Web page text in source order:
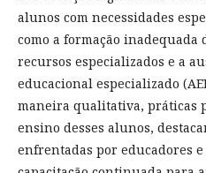
alunos com necessidades
como a formação inadequada
recursos especializados e a
educacional especializado
maneira qualitativa, práticas
ensino desses alunos,
enfrentadas por educadores e